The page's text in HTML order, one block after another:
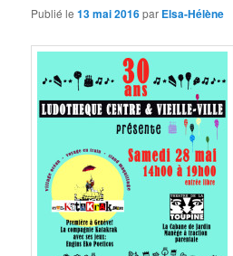
Publié le13 mai 2016par Elsa-Hélène